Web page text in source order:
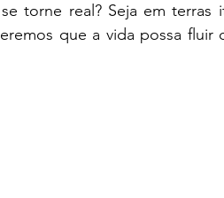
torne real? Seja em terras
que a vida possa fluir